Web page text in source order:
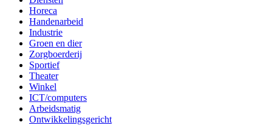
Horeca
Handenarbeid
Industrie
Groen en dier
Zorgboerderij
Sportief
Theater
Winkel
ICT/computers
Arbeidsmatig
Ontwikkelingsgericht